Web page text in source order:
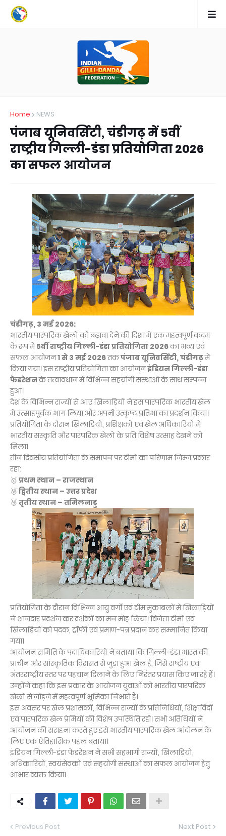
Home NEWS
पंजाब यूनिवर्सिटी, चंडीगढ़ में 5वीं
राष्ट्रीय गिल्ली-डंडा प्रतियोगिता 2026
का सफल आयोजन
चंडीगढ़, 3 मई 2026:
भारतीय पारंपरिक खेलों को बढ़ावा देने की दिशा में एक महत्वपूर्ण कदम
के रूप में5वीं राष्ट्रीय गिल्ली-डंडा प्रतियोगिता 2026का भव्य एवं
सफल आयोजन1 से 3 मई 2026तकपंजाब यूनिवर्सिटी, चंडीगढ़में
किया गया। इस राष्ट्रीय प्रतियोगिता का आयोजनइंडियन गिल्ली-डंडा
फेडरेशनके तत्वावधान में विभिन्न सहयोगी संस्थाओं के साथ सम्पन्न
हुआ।
देश के विभिन्न राज्यों से आए खिलाड़ियों ने इस पारंपरिक भारतीय खेल
में उत्साहपूर्वक भाग लिया और अपनी उत्कृष्ट प्रतिभा का प्रदर्शन किया।
प्रतियोगिता के दौरान खिलाड़ियों, प्रशिक्षकों एवं खेल अधिकारियों में
भारतीय संस्कृति और पारंपरिक खेलों के प्रति विशेष उत्साह देखने को
मिला।
तीन दिवसीय प्रतियोगिता के समापन पर टीमों का परिणाम निम्न प्रकार
रहा:
🥇 प्रथम स्थान – राजस्थान
🥈 द्वितीय स्थान – उत्तर प्रदेश
🥉 तृतीय स्थान – तमिलनाडु
प्रतियोगिता के दौरान विभिन्न आयु वर्गों एवं टीम मुकाबलों में खिलाड़ियों
ने शानदार प्रदर्शन कर दर्शकों का मन मोह लिया। विजेता टीमों एवं
खिलाड़ियों को पदक, ट्रॉफी एवं प्रमाण-पत्र प्रदान कर सम्मानित किया
गया।
आयोजन समिति के पदाधिकारियों ने बताया कि गिल्ली-डंडा भारत की
प्राचीन और सांस्कृतिक विरासत से जुड़ा हुआ खेल है, जिसे राष्ट्रीय एवं
अंतरराष्ट्रीय स्तर पर पहचान दिलाने के लिए निरंतर प्रयास किए जा रहे हैं।
उन्होंने कहा कि इस प्रकार के आयोजन युवाओं को भारतीय पारंपरिक
खेलों से जोड़ने में महत्वपूर्ण भूमिका निभाते हैं।
इस अवसर पर खेल प्रशासकों, विभिन्न राज्यों के प्रतिनिधियों, शिक्षाविदों
एवं पारंपरिक खेल प्रेमियों की विशेष उपस्थिति रही। सभी अतिथियों ने
आयोजन की सराहना करते हुए इसे भारतीय पारंपरिक खेल आंदोलन के
लिए एक ऐतिहासिक पहल बताया।
इंडियन गिल्ली-डंडा फेडरेशन ने सभी सहभागी राज्यों, खिलाड़ियों,
अधिकारियों, स्वयंसेवकों एवं सहयोगी संस्थाओं का सफल आयोजन हेतु
आभार व्यक्त किया।
Previous Post Next Post